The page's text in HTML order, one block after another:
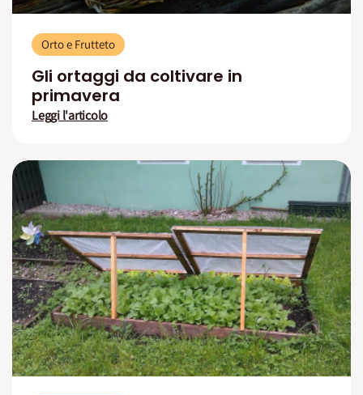
Orto e Frutteto
Gli ortaggi da coltivare in
primavera
Leggi l'articolo